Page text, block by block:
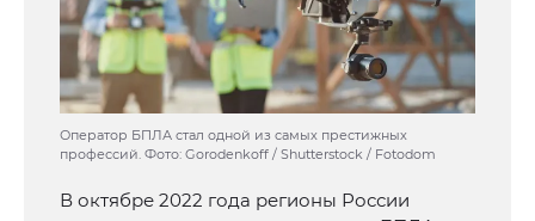
Оператор БПЛА стал одной из самых престижных
профессий. Фото: Gorodenkoff / Shutterstock / Fotodom
В октябре 2022 года регионы России